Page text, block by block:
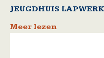
JEUGDHUIS
Meer lezen